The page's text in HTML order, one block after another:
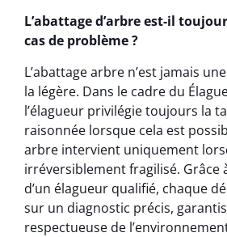
L’abattage d’arbre est-il
cas de problème ?
L’abattage arbre n’est jamais
la légère. Dans le cadre du
l’élagueur privilégie toujours la
raisonnée lorsque cela est
arbre intervient uniquement
irréversiblement fragilisé. Grâce
d’un élagueur qualifié, chaque
sur un diagnostic précis,
respectueuse de